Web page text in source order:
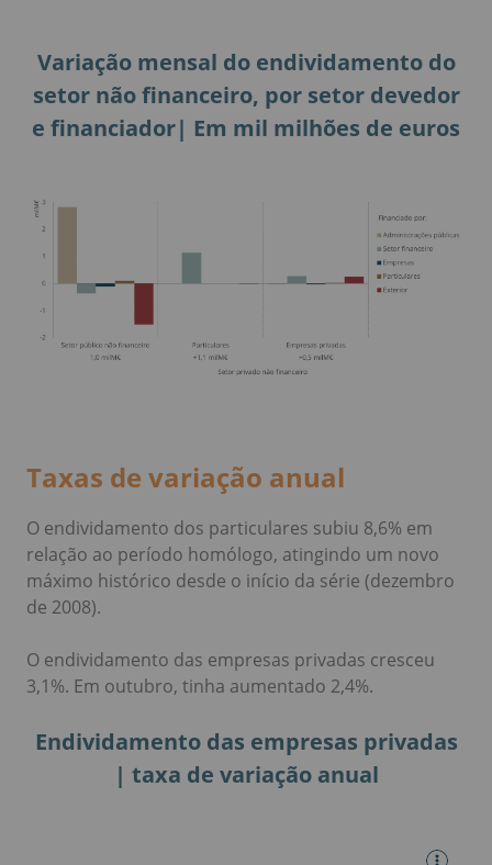
Variação mensal do endividamento do
setor não financeiro, por setor devedor
e financiador| Em mil milhões de euros
Taxas de variação anual
O endividamento dos particulares subiu 8,6% em
relação ao período homólogo, atingindo um novo
máximo histórico desde o início da série (dezembro
de 2008).
O endividamento das empresas privadas cresceu
3,1%. Em outubro, tinha aumentado 2,4%.
Endividamento das empresas privadas
| taxa de variação anual